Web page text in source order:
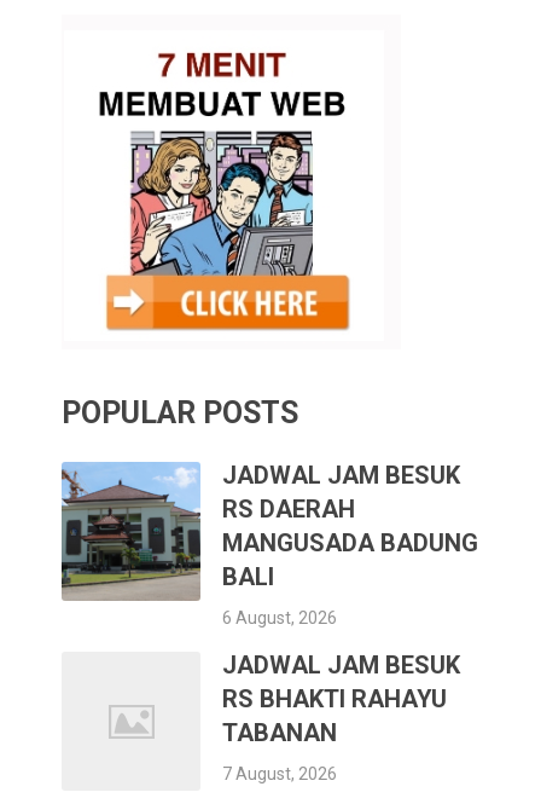
POPULAR POSTS
JADWAL JAM BESUK
RS DAERAH
MANGUSADA BADUNG
BALI
6 August, 2026
JADWAL JAM BESUK
RS BHAKTI RAHAYU
TABANAN
7 August, 2026